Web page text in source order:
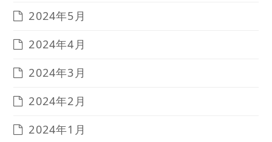
2024年5月
2024年4月
2024年3月
2024年2月
2024年1月